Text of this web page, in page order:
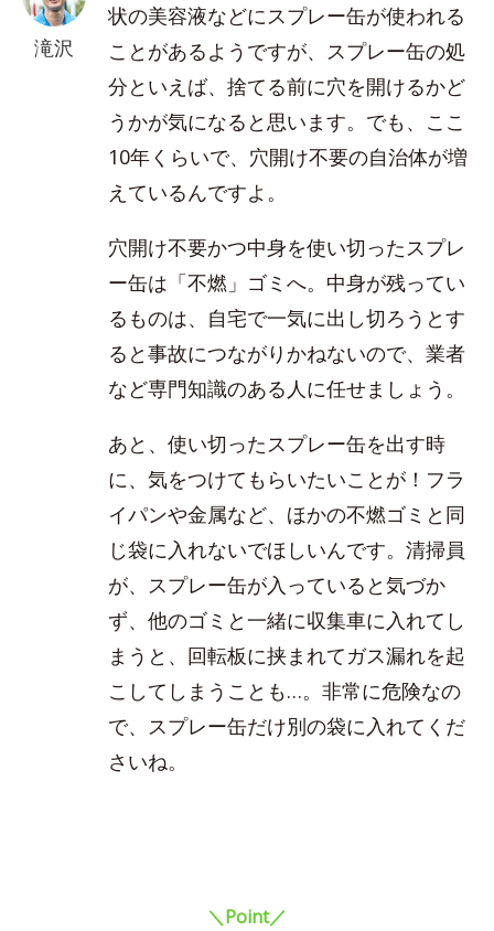
滝沢
状の美容液などにスプレー缶が使われる
ことがあるようですが、スプレー缶の処
分といえば、捨てる前に穴を開けるかど
うかが気になると思います。でも、ここ
10年くらいで、穴開け不要の自治体が増
えているんですよ。
穴開け不要かつ中身を使い切ったスプレ
ー缶は「不燃」ゴミへ。中身が残ってい
るものは、自宅で一気に出し切ろうとす
ると事故につながりかねないので、業者
など専門知識のある人に任せましょう。
あと、使い切ったスプレー缶を出す時
に、気をつけてもらいたいことが！フラ
イパンや金属など、ほかの不燃ゴミと同
じ袋に入れないでほしいんです。清掃員
が、スプレー缶が入っていると気づか
ず、他のゴミと一緒に収集車に入れてし
まうと、回転板に挟まれてガス漏れを起
こしてしまうことも…。非常に危険なの
で、スプレー缶だけ別の袋に入れてくだ
さいね。
＼Point／